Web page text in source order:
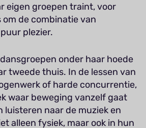
eigen groepen traint, voor
om de combinatie van
plezier.
onder haar hoede
tweede thuis. In de lessen van
of harde concurrentie,
waar beweging vanzelf gaat
luisteren naar de muziek en
alleen fysiek, maar ook in hun